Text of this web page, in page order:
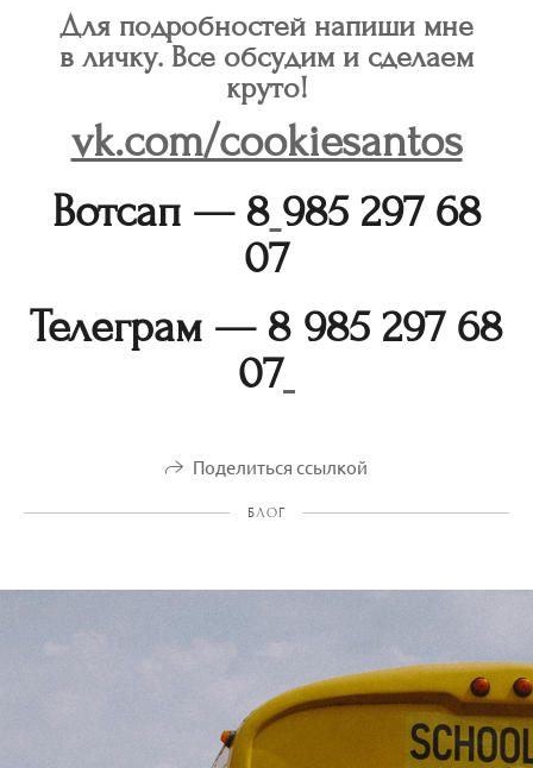
Для подробностей напиши мне
в личку. Все обсудим и сделаем
круто!
vk.com/cookiesantos
Вотсап — 8 985 297 68
07
Телеграм — 8 985 297 68
07
Поделиться ссылкой
БЛОГ